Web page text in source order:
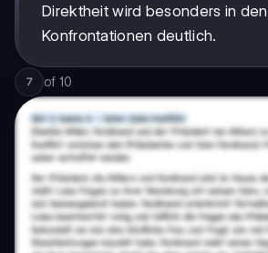
Direktheit wird besonders in den
Konfrontationen deutlich.
7 of 10